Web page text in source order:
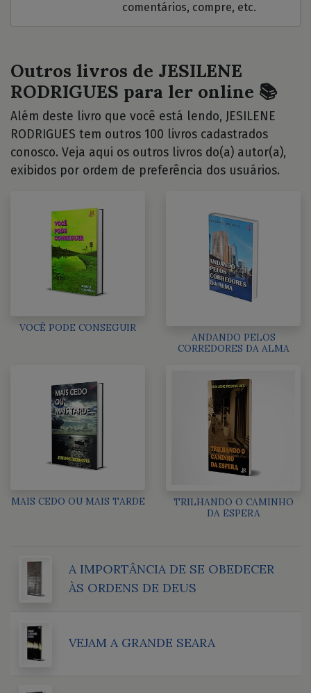
comentários, compre, etc.
Outros livros de JESILENE
RODRIGUES para ler online 📚
Além deste livro que você está lendo, JESILENE
RODRIGUES tem outros 100 livros cadastrados
conosco. Veja aqui os outros livros do(a) autor(a),
exibidos por ordem de preferência dos usuários.
VOCÊ PODE CONSEGUIR
ANDANDO PELOS
CORREDORES DA ALMA
MAIS CEDO OU MAIS TARDE
TRILHANDO O CAMINHO
DA ESPERA
A IMPORTÂNCIA DE SE OBEDECER
ÀS ORDENS DE DEUS
VEJAM A GRANDE SEARA